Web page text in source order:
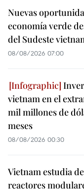
Nuevas
economía verde
del Sudeste
08/08/2026 07:00
vietnam en el
mil millones de
meses
08/08/2026 00:30
Vietnam estudia
reactores